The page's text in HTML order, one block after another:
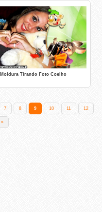
Moldura Tirando Foto Coelho
7 8 9 10 11 12
»